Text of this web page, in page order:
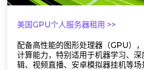
美国GPU个人服务器租用 >>
配备高性能的图形处理器（GPU）
计算能力，特别适用于机器学习、深
辑、视频直播、安卓模拟器挂机等场